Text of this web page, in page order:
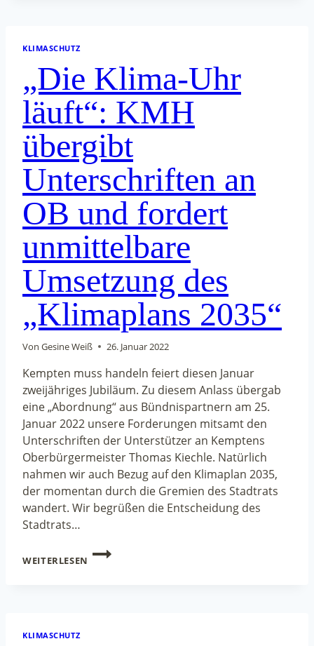
KLIMASCHUTZ
„Die Klima-Uhr
läuft“: KMH
übergibt
Unterschriften an
OB und fordert
unmittelbare
Umsetzung des
„Klimaplans 2035“
Von Gesine Weiß 26. Januar 2022
Kempten muss handeln feiert diesen Januar
zweijähriges Jubiläum. Zu diesem Anlass übergab
eine „Abordnung“ aus Bündnispartnern am 25.
Januar 2022 unsere Forderungen mitsamt den
Unterschriften der Unterstützer an Kemptens
Oberbürgermeister Thomas Kiechle. Natürlich
nahmen wir auch Bezug auf den Klimaplan 2035,
der momentan durch die Gremien des Stadtrats
wandert. Wir begrüßen die Entscheidung des
Stadtrats…
WEITERLESEN
„DIE
KLIMASCHUTZ